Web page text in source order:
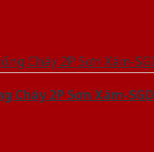
Cháy 2P Sơn Xám-SGD